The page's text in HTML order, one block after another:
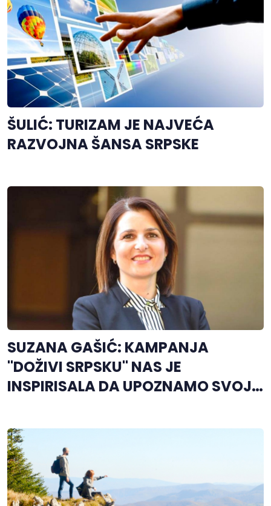
ŠULIĆ: TURIZAM JE NAJVEĆA
RAZVOJNA ŠANSA SRPSKE
SUZANA GAŠIĆ: KAMPANJA
"DOŽIVI SRPSKU" NAS JE
INSPIRISALA DA UPOZNAMO SVOJU